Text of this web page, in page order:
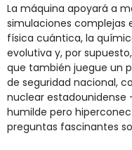
La máquina apoyará a
simulaciones complejas
física cuántica, la
evolutiva y, por
que también juegue un
de seguridad nacional,
nuclear
humilde pero
preguntas fascinantes